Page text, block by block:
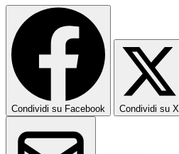
Condividi su Facebook Condividi su X